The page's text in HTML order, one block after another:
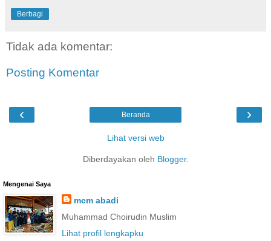
Berbagi
Tidak ada komentar:
Posting Komentar
‹ ›
Beranda
Lihat versi web
Diberdayakan oleh Blogger.
Mengenai Saya
mcm abadi
Muhammad Choirudin Muslim
Lihat profil lengkapku